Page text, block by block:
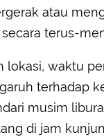
atau
terus-
lokasi, waktu
terhadap
musim
di jam